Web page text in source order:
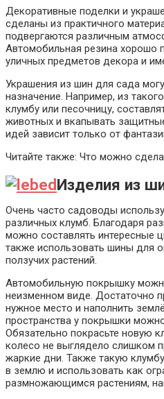
Декоративные поделки и
сделаны из практичного
подвергаются различным
Автомобильная резина хорошо
уличных предметов декора и
Украшения из шин для сада
назначение. Например, из
клумбу или песочницу,
животных и вкапывать
идей зависит только от
Читайте также: Что можно
Изделия из
Очень часто садоводы
различных клумб. Благодаря
можно составлять интересные
также использовать шины для
ползучих растений.
Автомобильную покрышку
неизменном виде. Достаточно
нужное место и наполнить
пространства у покрышки
Обязательно покрасьте новую
колесо не выглядело слишком
жаркие дни. Также такую
в землю и использовать как
размножающимся растениям,